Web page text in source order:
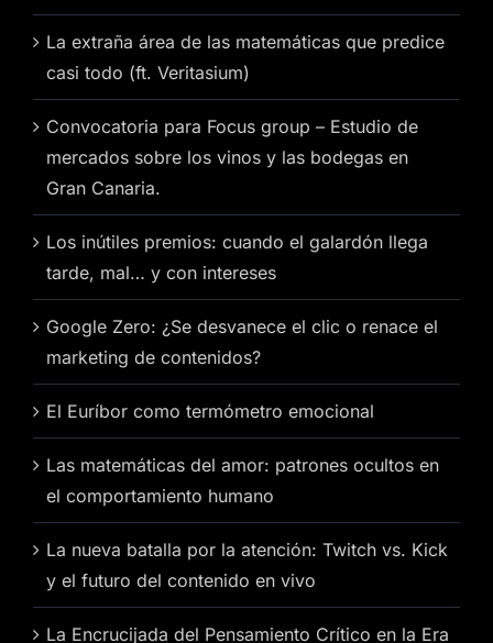
La extraña área de las matemáticas que predice
casi todo (ft. Veritasium)
Convocatoria para Focus group – Estudio de
mercados sobre los vinos y las bodegas en
Gran Canaria.
Los inútiles premios: cuando el galardón llega
tarde, mal… y con intereses
Google Zero: ¿Se desvanece el clic o renace el
marketing de contenidos?
El Euríbor como termómetro emocional
Las matemáticas del amor: patrones ocultos en
el comportamiento humano
La nueva batalla por la atención: Twitch vs. Kick
y el futuro del contenido en vivo
La Encrucijada del Pensamiento Crítico en la Era